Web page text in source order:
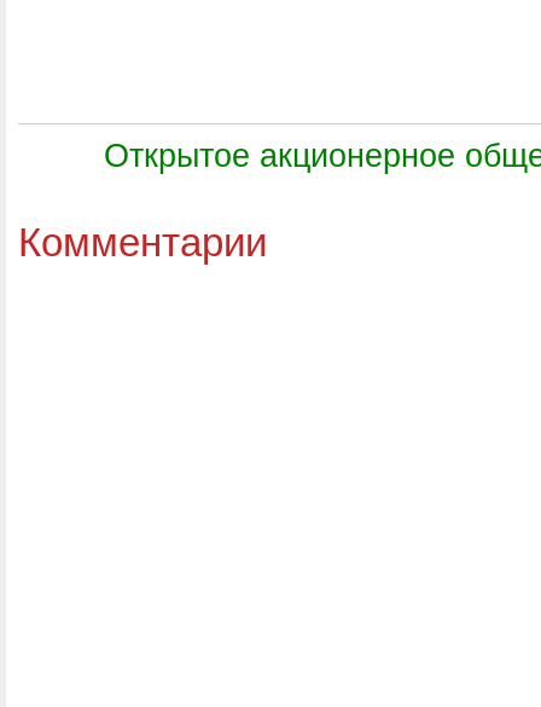
Открытое акционерное
Комментарии